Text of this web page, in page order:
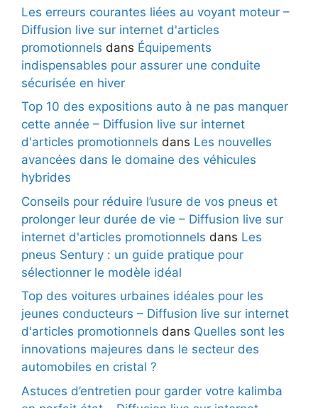
Les erreurs courantes liées au voyant moteur –
Diffusion live sur internet d'articles
promotionnels dans Équipements
indispensables pour assurer une conduite
sécurisée en hiver
Top 10 des expositions auto à ne pas manquer
cette année – Diffusion live sur internet
d'articles promotionnels dans Les nouvelles
avancées dans le domaine des véhicules
hybrides
Conseils pour réduire l’usure de vos pneus et
prolonger leur durée de vie – Diffusion live sur
internet d'articles promotionnels dans Les
pneus Sentury : un guide pratique pour
sélectionner le modèle idéal
Top des voitures urbaines idéales pour les
jeunes conducteurs – Diffusion live sur internet
d'articles promotionnels dans Quelles sont les
innovations majeures dans le secteur des
automobiles en cristal ?
Astuces d’entretien pour garder votre kalimba